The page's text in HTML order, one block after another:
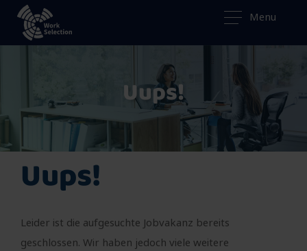
Menu
Uups!
Uups!
Leider ist die aufgesuchte Jobvakanz bereits
geschlossen. Wir haben jedoch viele weitere